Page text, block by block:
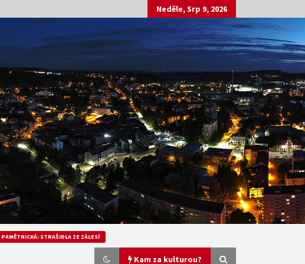
Neděle, Srp 9, 2026
STRAŠIDLA ZE ZÁLESÍ
Kam za kulturou?